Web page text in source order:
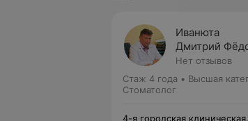
Иванюта
Дмитрий
Нет отзывов
Стаж 4 года • Высшая
Стоматолог
4-я городская клиническая